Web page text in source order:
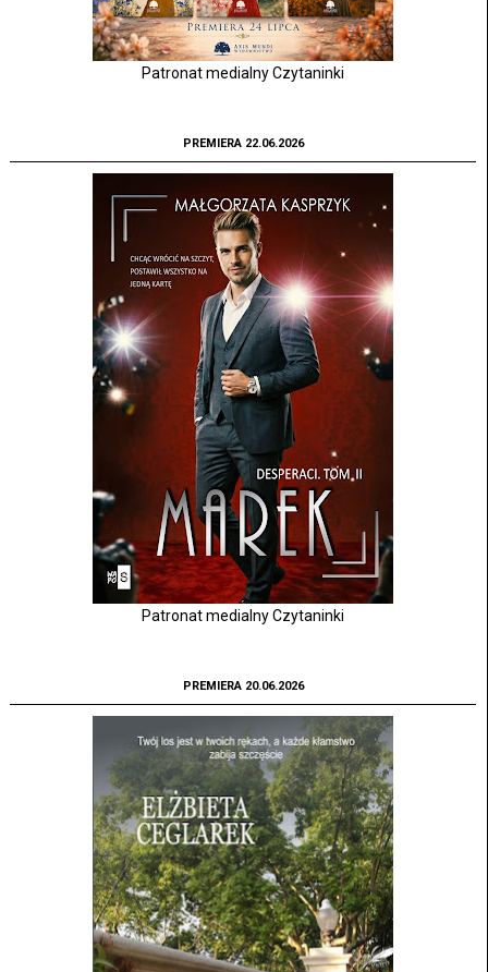
Patronat medialny Czytaninki
PREMIERA 22.06.2026
Patronat medialny Czytaninki
PREMIERA 20.06.2026